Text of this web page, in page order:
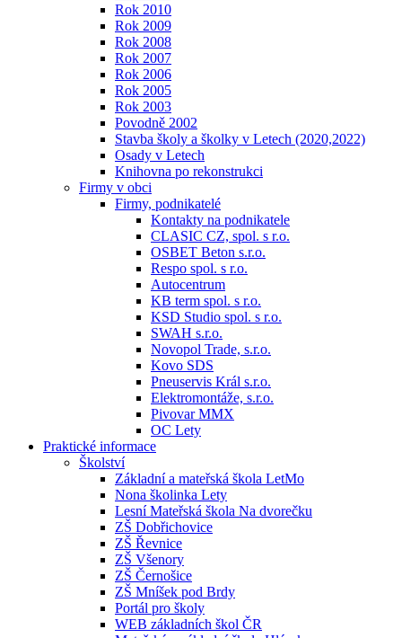
Rok 2010
Rok 2009
Rok 2008
Rok 2007
Rok 2006
Rok 2005
Rok 2003
Povodně 2002
Stavba školy a školky v Letech (2020,2022)
Osady v Letech
Knihovna po rekonstrukci
Firmy v obci
Firmy, podnikatelé
Kontakty na podnikatele
CLASIC CZ, spol. s r.o.
OSBET Beton s.r.o.
Respo spol. s r.o.
Autocentrum
KB term spol. s r.o.
KSD Studio spol. s r.o.
SWAH s.r.o.
Novopol Trade, s.r.o.
Kovo SDS
Pneuservis Král s.r.o.
Elektromontáže, s.r.o.
Pivovar MMX
OC Lety
Praktické informace
Školství
Základní a mateřská škola LetMo
Nona školinka Lety
Lesní Mateřská škola Na dvorečku
ZŠ Dobřichovice
ZŠ Řevnice
ZŠ Všenory
ZŠ Černošice
ZŠ Mníšek pod Brdy
Portál pro školy
WEB základních škol ČR